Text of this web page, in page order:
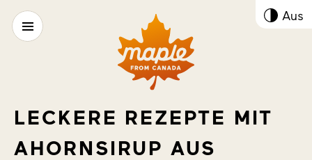
Aus
LECKERE REZEPTE MIT
AHORNSIRUP AUS